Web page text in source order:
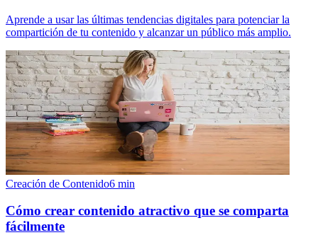
Aprende a usar las últimas tendencias digitales para potenciar la
compartición de tu contenido y alcanzar un público más amplio.
Creación de Contenido6 min
Cómo crear contenido atractivo que se comparta
fácilmente